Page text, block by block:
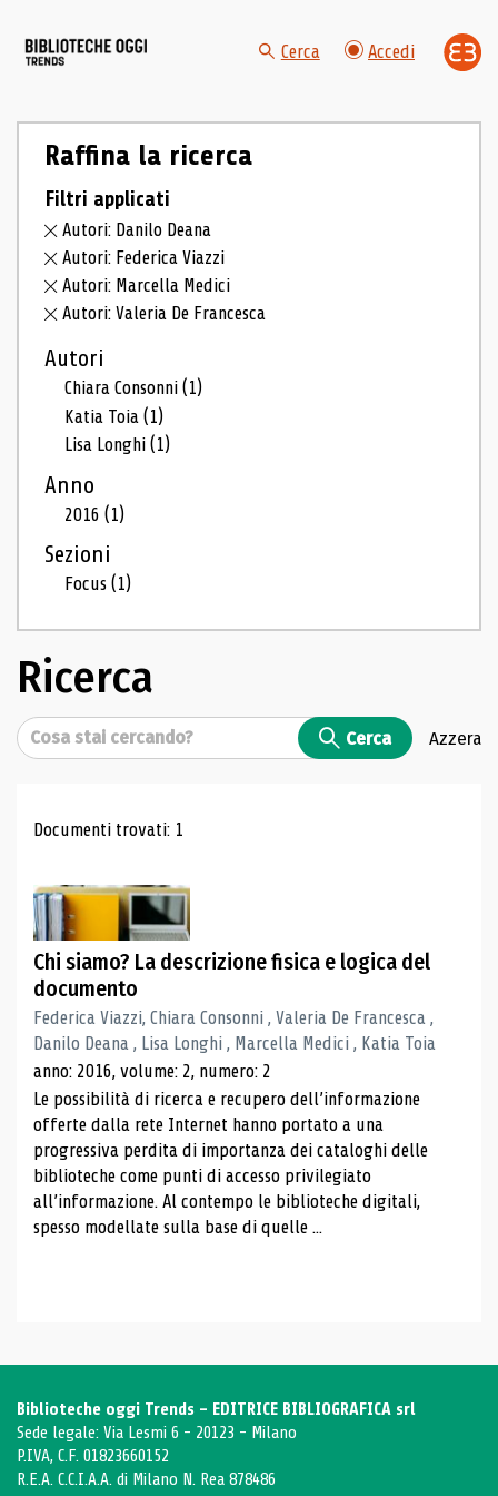
Cerca Accedi
Raffina la ricerca
Filtri applicati
Autori: Danilo Deana
Autori: Federica Viazzi
Autori: Marcella Medici
Autori: Valeria De Francesca
Autori
Chiara Consonni(1)
Katia Toia(1)
Lisa Longhi(1)
Anno
2016(1)
Sezioni
Focus(1)
Ricerca
Cerca Cerca Azzera
Risultati di ricerca
Documenti trovati: 1
Chi siamo? La descrizione fisica e logica del
documento
Federica Viazzi, Chiara Consonni , Valeria De Francesca ,
Danilo Deana , Lisa Longhi , Marcella Medici , Katia Toia
anno: 2016, volume: 2, numero: 2
Le possibilità di ricerca e recupero dell’informazione
offerte dalla rete Internet hanno portato a una
progressiva perdita di importanza dei cataloghi delle
biblioteche come punti di accesso privilegiato
all’informazione. Al contempo le biblioteche digitali,
spesso modellate sulla base di quelle ...
Biblioteche oggi Trends - EDITRICE BIBLIOGRAFICA srl
Sede legale: Via Lesmi 6 - 20123 - Milano
P.IVA, C.F. 01823660152
R.E.A. C.C.I.A.A. di Milano N. Rea 878486